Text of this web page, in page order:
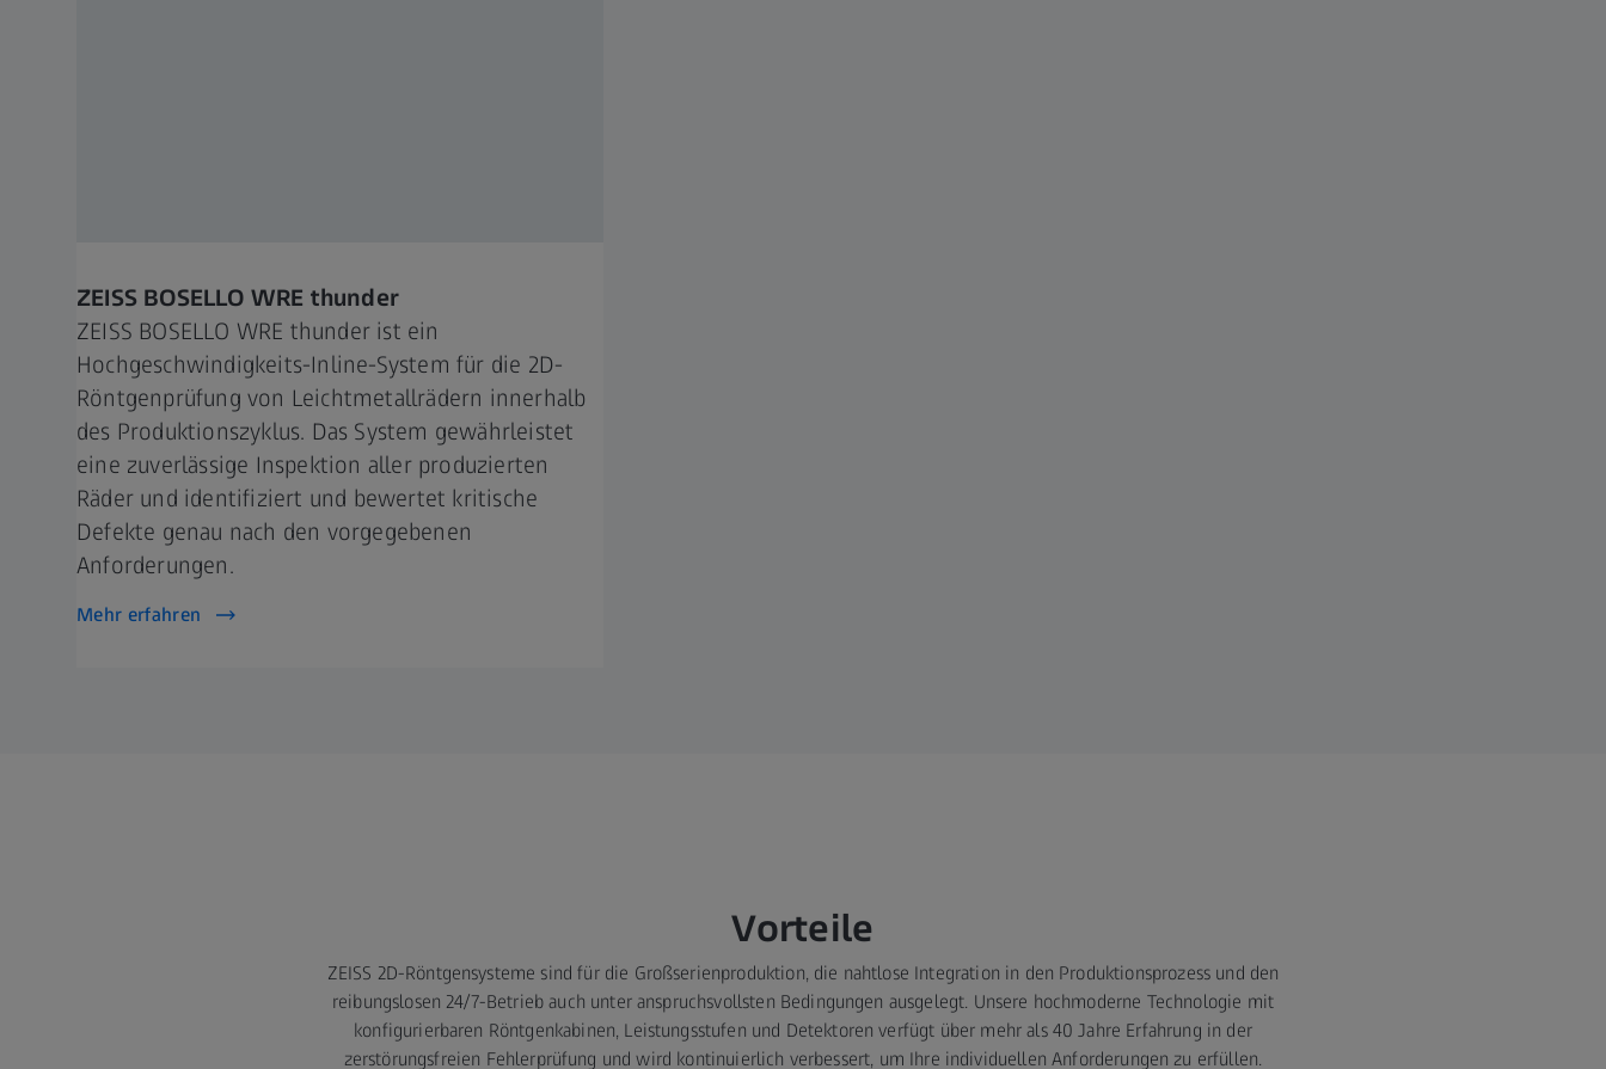
ZEISS BOSELLO WRE thunder
ZEISS BOSELLO WRE thunder ist ein
Hochgeschwindigkeits-Inline-System für die 2D-
Röntgenprüfung von Leichtmetallrädern innerhalb
des Produktionszyklus. Das System gewährleistet
eine zuverlässige Inspektion aller produzierten
Räder und identifiziert und bewertet kritische
Defekte genau nach den vorgegebenen
Anforderungen.
Mehr erfahren
Vorteile
ZEISS 2D-Röntgensysteme sind für die Großserienproduktion, die nahtlose Integration in den Produktionsprozess und den
reibungslosen 24/7-Betrieb auch unter anspruchsvollsten Bedingungen ausgelegt. Unsere hochmoderne Technologie mit
konfigurierbaren Röntgenkabinen, Leistungsstufen und Detektoren verfügt über mehr als 40 Jahre Erfahrung in der
zerstörungsfreien Fehlerprüfung und wird kontinuierlich verbessert, um Ihre individuellen Anforderungen zu erfüllen.